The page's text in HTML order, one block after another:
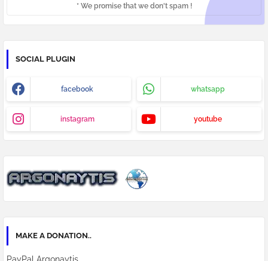
* We promise that we don't spam !
SOCIAL PLUGIN
facebook whatsapp
instagram youtube
MAKE A DONATION..